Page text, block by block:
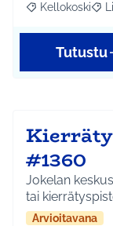
Rajaa tulokset
Kellokoski
Tutustu
#1360
Jokelan
tai
Arvioitavana